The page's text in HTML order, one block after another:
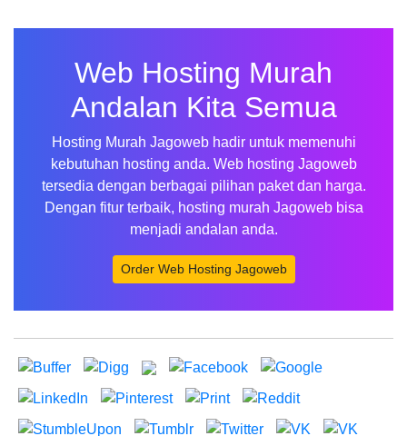
Web Hosting Murah
Andalan Kita Semua
Hosting Murah Jagoweb hadir untuk memenuhi
kebutuhan hosting anda. Web hosting Jagoweb
tersedia dengan berbagai pilihan paket dan harga.
Dengan fitur terbaik, hosting murah Jagoweb bisa
menjadi andalan anda.
Order Web Hosting Jagoweb